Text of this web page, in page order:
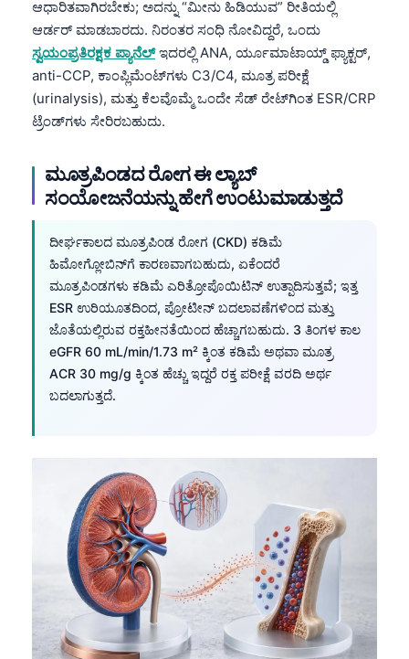
ಆಧಾರಿತವಾಗಿರಬೇಕು; ಅದನ್ನು “ಮೀನು ಹಿಡಿಯುವ” ರೀತಿಯಲ್ಲಿ
ಆರ್ಡರ್ ಮಾಡಬಾರದು. ನಿರಂತರ ಸಂಧಿ ನೋವಿದ್ದರೆ, ಒಂದು
ಸ್ವಯಂಪ್ರತಿರಕ್ಷಕ ಪ್ಯಾನೆಲ್ಇದರಲ್ಲಿ ANA, ರ್ಯೂಮಾಟಾಯ್ಡ್ ಫ್ಯಾಕ್ಟರ್,
anti-CCP, ಕಾಂಪ್ಲಿಮೆಂಟ್‌ಗಳು C3/C4, ಮೂತ್ರ ಪರೀಕ್ಷೆ
(urinalysis), ಮತ್ತು ಕೆಲವೊಮ್ಮೆ ಒಂದೇ ಸೆಡ್ ರೇಟ್‌ಗಿಂತ ESR/CRP
ಟ್ರೆಂಡ್‌ಗಳು ಸೇರಿರಬಹುದು.
ಮೂತ್ರಪಿಂಡದ ರೋಗ ಈ ಲ್ಯಾಬ್
ಸಂಯೋಜನೆಯನ್ನು ಹೇಗೆ ಉಂಟುಮಾಡುತ್ತದೆ
ದೀರ್ಘಕಾಲದ ಮೂತ್ರಪಿಂಡ ರೋಗ (CKD) ಕಡಿಮೆ
ಹಿಮೋಗ್ಲೋಬಿನ್‌ಗೆ ಕಾರಣವಾಗಬಹುದು, ಏಕೆಂದರೆ
ಮೂತ್ರಪಿಂಡಗಳು ಕಡಿಮೆ ಎರಿತ್ರೋಪೊಯಿಟಿನ್ ಉತ್ಪಾದಿಸುತ್ತವೆ; ಇತ್ತ
ESR ಉರಿಯೂತದಿಂದ, ಪ್ರೋಟೀನ್ ಬದಲಾವಣೆಗಳಿಂದ ಮತ್ತು
ಜೊತೆಯಲ್ಲಿರುವ ರಕ್ತಹೀನತೆಯಿಂದ ಹೆಚ್ಚಾಗಬಹುದು. 3 ತಿಂಗಳ ಕಾಲ
eGFR 60 mL/min/1.73 m² ಕ್ಕಿಂತ ಕಡಿಮೆ ಅಥವಾ ಮೂತ್ರ
ACR 30 mg/g ಕ್ಕಿಂತ ಹೆಚ್ಚು ಇದ್ದರೆ ರಕ್ತ ಪರೀಕ್ಷೆ ವರದಿ ಅರ್ಥ
ಬದಲಾಗುತ್ತದೆ.